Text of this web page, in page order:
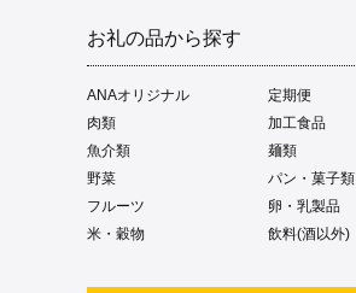
お礼の品から探す
ANAオリジナル 定期便
肉類
加工食品
魚介類
麺類
野菜
パン・菓子類
フルーツ
卵・乳製品
米・穀物
飲料(酒以外)